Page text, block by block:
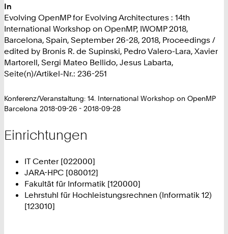
In
Evolving OpenMP for Evolving Architectures : 14th
International Workshop on OpenMP, IWOMP 2018,
Barcelona, Spain, September 26-28, 2018, Proceedings /
edited by Bronis R. de Supinski, Pedro Valero-Lara, Xavier
Martorell, Sergi Mateo Bellido, Jesus Labarta,
Seite(n)/Artikel-Nr.: 236-251
Konferenz/Veranstaltung: 14. International Workshop on OpenMP
Barcelona 2018-09-26 - 2018-09-28
Einrichtungen
IT Center [022000]
JARA-HPC [080012]
Fakultät für Informatik [120000]
Lehrstuhl für Hochleistungsrechnen (Informatik 12)
[123010]